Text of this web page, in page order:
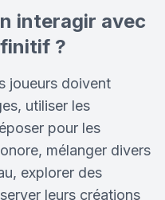
interagir avec
?
joueurs doivent
utiliser les
pour les
mélanger divers
explorer des
leurs créations